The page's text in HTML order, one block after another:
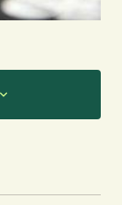
publicado.